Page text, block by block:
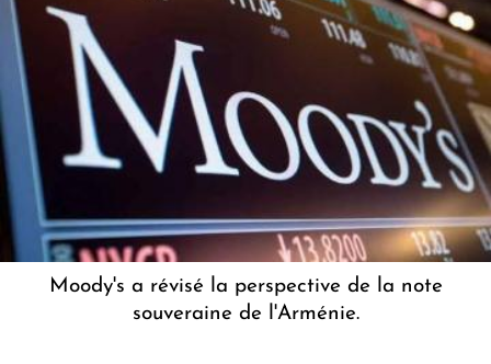
Moody's a révisé la perspective de la note
souveraine de l'Arménie.